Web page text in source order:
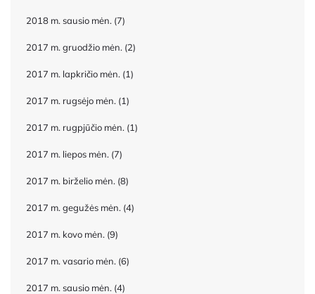
2018 m. sausio mėn. (7)
2017 m. gruodžio mėn. (2)
2017 m. lapkričio mėn. (1)
2017 m. rugsėjo mėn. (1)
2017 m. rugpjūčio mėn. (1)
2017 m. liepos mėn. (7)
2017 m. birželio mėn. (8)
2017 m. gegužės mėn. (4)
2017 m. kovo mėn. (9)
2017 m. vasario mėn. (6)
2017 m. sausio mėn. (4)